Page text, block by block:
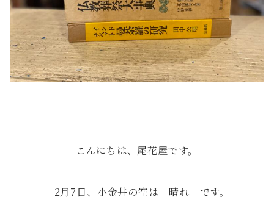
こんにちは、尾花屋です。
2月7日、小金井の空は「晴れ」です。